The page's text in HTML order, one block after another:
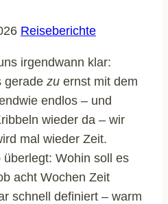
Reiseberichte
irgendwann klar:
gerade zu ernst mit dem
endlos – und
wieder da – wir
mal wieder Zeit.
Wohin soll es
acht Wochen Zeit
schnell definiert – warm